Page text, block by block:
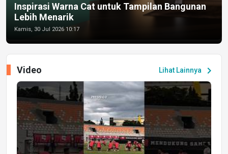
Inspirasi Warna Cat untuk Tampilan Bangunan
Lebih Menarik
Kamis, 30 Jul 2026 10:17
Lihat Lainnya chevron_right
Video